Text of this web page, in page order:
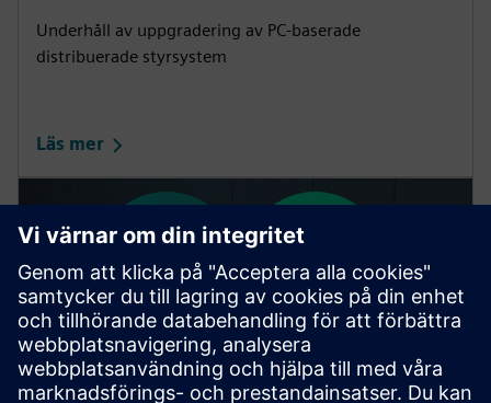
Underhåll av uppgradering av PC-baserade
distribuerade styrsystem
Läs mer